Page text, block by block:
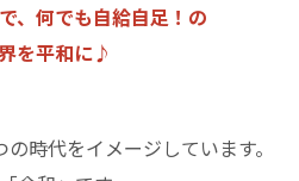
、何でも自給自足！の
を平和に♪
時代をイメージしています。